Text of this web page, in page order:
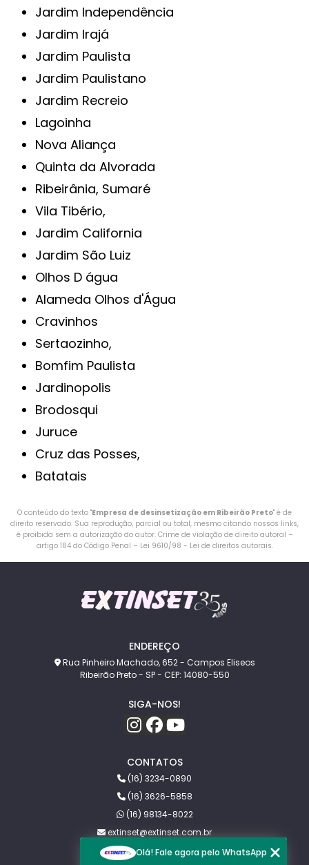
Jardim Independência
Jardim Irajá
Jardim Paulista
Jardim Paulistano
Jardim Recreio
Lagoinha
Nova Aliança
Quinta da Alvorada
Ribeirânia, Sumaré
Vila Tibério,
Jardim California
Jardim São Luiz
Olhos D água
Alameda Olhos d'Água
Cravinhos
Sertaozinho,
Bomfim Paulista
Jardinopolis
Brodosqui
Juruce
Cruz das Posses,
Batatais
O conteúdo do texto "Empresa de desinsetização em Ribeirão Preto" é de
direito reservado. Sua reprodução, parcial ou total, mesmo citando nossos links,
é proibida sem a autorização do autor. Crime de violação de direito autoral –
artigo 184 do Código Penal – Lei 9610/98 - Lei de direitos autorais.
ENDEREÇO
Rua Pinheiro Machado, 652 - Campos Eliseos
Ribeirão Preto - SP - CEP: 14080-550
SIGA-NOS!
CONTATOS
(16) 3234-0890
(16) 3626-5858
(16) 98134-8022
extinset@extinset.com.br
Olá! Fale agora pelo WhatsApp